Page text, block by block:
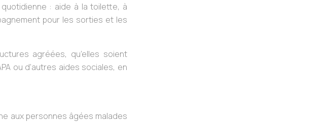
: aide à la toilette, à
pour les sorties et les
agréées, qu’elles soient
ou d’autres aides sociales, en
aux personnes âgées malades